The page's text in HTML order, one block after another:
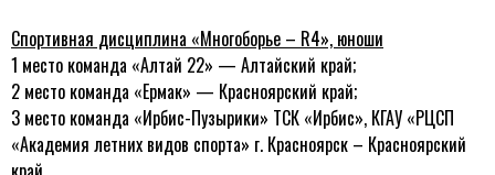
Спортивная дисциплина «Многоборье – R4», юноши
1 место команда «Алтай 22» — Алтайский край;
2 место команда «Ермак» — Красноярский край;
3 место команда «Ирбис-Пузырики» ТСК «Ирбис», КГАУ «РЦСП
«Академия летних видов спорта» г. Красноярск – Красноярский